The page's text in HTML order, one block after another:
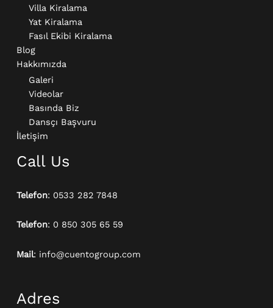
Villa Kiralama
Yat Kiralama
Fasıl Ekibi Kiralama
Blog
Hakkımızda
Galeri
Videolar
Basında Biz
Dansçı Başvuru
İletişim
Call Us
Telefon: 0533 282 7848
Telefon: 0 850 305 65 59
Mail: info@cuentogroup.com
Adres